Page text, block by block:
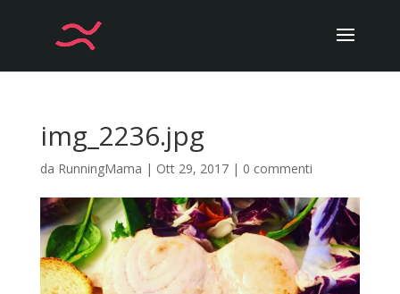
img_2236.jpg
da RunningMama | Ott 29, 2017| 0 commenti